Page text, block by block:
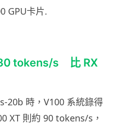
tokens/s 比 RX
20b 時，V100 系統錄得
XT 則約 90 tokens/s，